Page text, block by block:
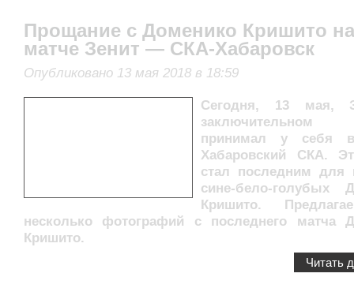
Прощание с Доменико Кришито на
матче Зенит — СКА-Хабаровск
Опубликовано 13 мая 2018 в 18:59
Сегодня, 13 мая,
принимал у себя в
Хабаровский СКА.
стал последним для
сине-бело-голубых
Кришито.
несколько фотографий с последнего матча
Кришито.
Читать